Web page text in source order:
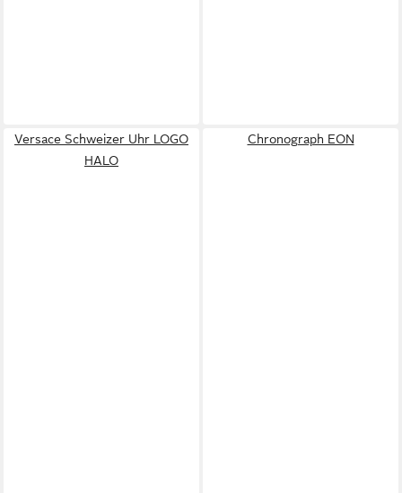
Versace Schweizer Uhr LOGO
HALO
Chronograph EON